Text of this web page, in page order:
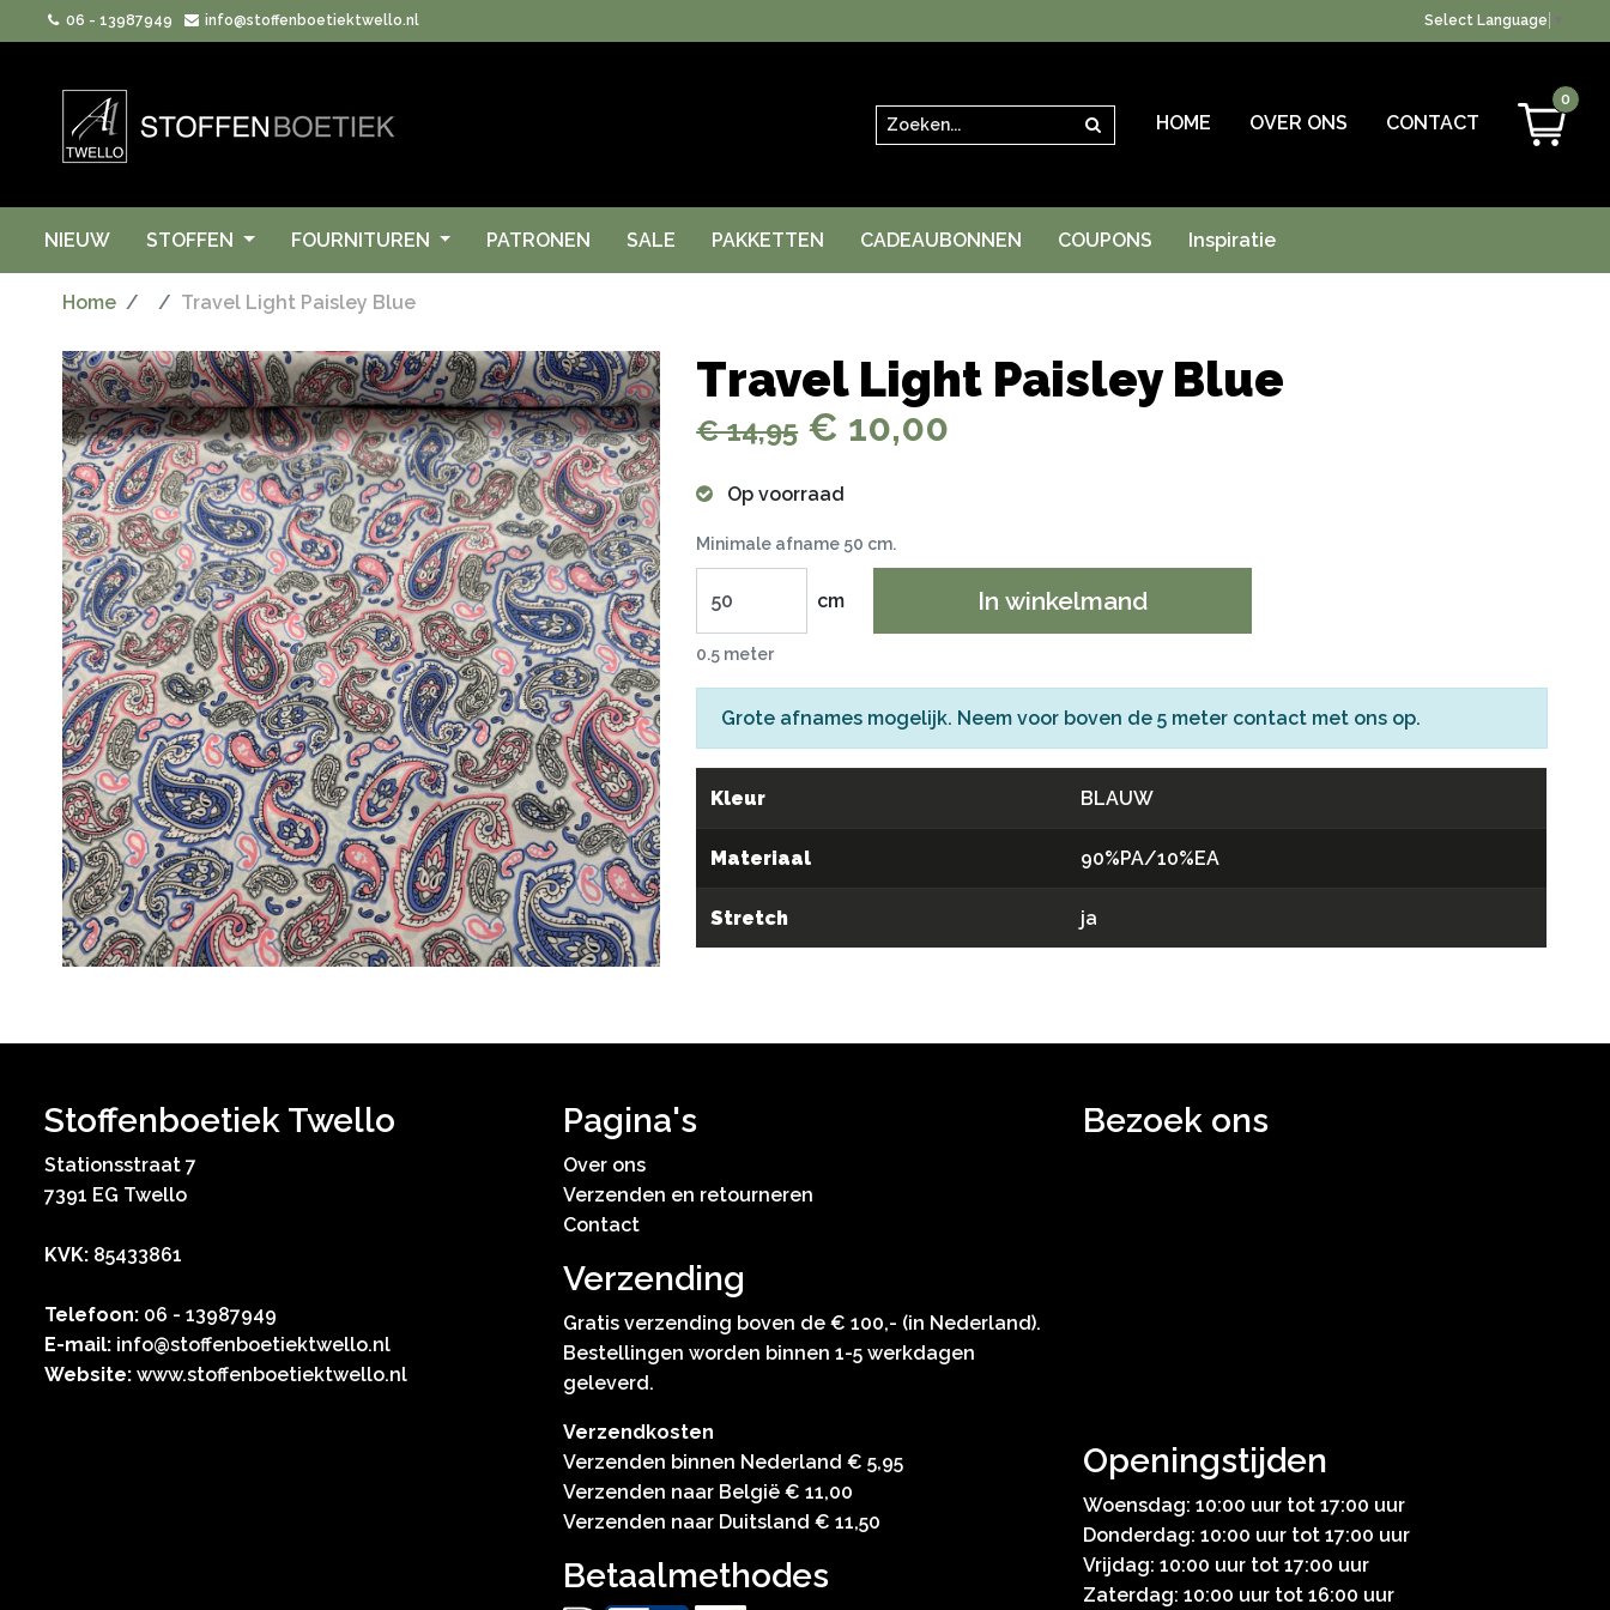
06 - 13987949 info@stoffenboetiektwello.nl Select Language
Zoeken Zoeken HOME OVER ONS CONTACT
0
NIEUW STOFFEN FOURNITUREN PATRONEN SALE PAKKETTEN CADEAUBONNEN COUPONS Inspiratie
Home Travel Light Paisley Blue
Travel Light Paisley Blue
€ 14,95€ 10,00
Op voorraad
Minimale afname 50 cm.
cm In winkelmand
0.5 meter
Grote afnames mogelijk. Neem voor boven de 5 meter contact met ons op.
Kleur BLAUW
Materiaal 90%PA/10%EA
Stretch ja
Stoffenboetiek Twello
Stationsstraat 7
7391 EG Twello
KVK: 85433861
Telefoon: 06 - 13987949
E-mail: info@stoffenboetiektwello.nl
Website: www.stoffenboetiektwello.nl
Pagina's
Over ons
Verzenden en retourneren
Contact
Verzending
Gratis verzending boven de € 100,- (in Nederland).
Bestellingen worden binnen 1-5 werkdagen
geleverd.
Verzendkosten
Verzenden binnen Nederland € 5,95
Verzenden naar België € 11,00
Verzenden naar Duitsland € 11,50
Betaalmethodes
Bezoek ons
Openingstijden
Woensdag: 10:00 uur tot 17:00 uur
Donderdag: 10:00 uur tot 17:00 uur
Vrijdag: 10:00 uur tot 17:00 uur
Zaterdag: 10:00 uur tot 16:00 uur